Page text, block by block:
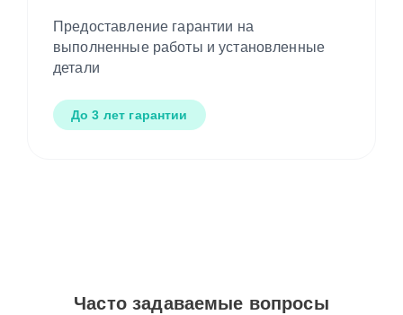
Предоставление гарантии на
выполненные работы и установленные
детали
До 3 лет гарантии
Часто задаваемые вопросы